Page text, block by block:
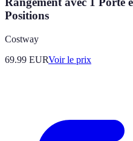
Positions
Costway
69.99 EURVoir le prix